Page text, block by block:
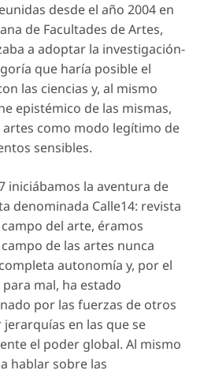
desde el año 2004 en
de Facultades de Artes,
a adoptar la investigación-
que haría posible el
las ciencias y, al mismo
epistémico de las mismas,
como modo legítimo de
sensibles.
iniciábamos la aventura de
denominada Calle14: revista
del arte, éramos
de las artes nunca
autonomía y, por el
mal, ha estado
por las fuerzas de otros
en las que se
el poder global. Al mismo
hablar sobre las